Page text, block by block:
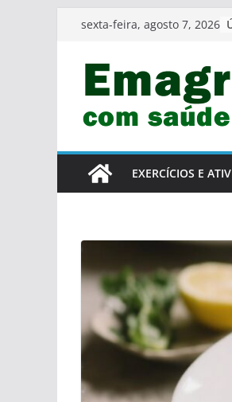
Pular
conteúdo
sexta-feira, agosto 7, 2026
EXERCÍCIOS E